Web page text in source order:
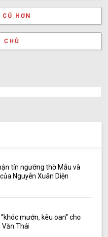
HƠN
CHỦ
tín ngưỡng thờ Mẫu và
Nguyễn Xuân Diện
mướn, kêu oan” cho
Thái